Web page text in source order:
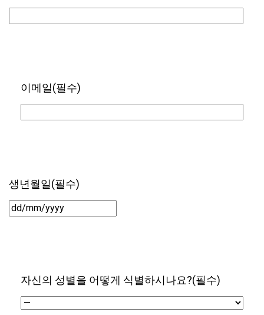
이메일(필수)
생년월일(필수)
DD/MM/YYYY
자신의 성별을 어떻게 식별하시나요?(필수)